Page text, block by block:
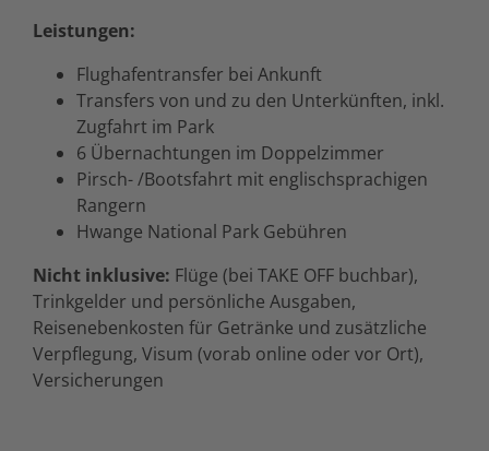
Leistungen:
Flughafentransfer bei Ankunft
Transfers von und zu den Unterkünften, inkl.
Zugfahrt im Park
6 Übernachtungen im Doppelzimmer
Pirsch- /Bootsfahrt mit englischsprachigen
Rangern
Hwange National Park Gebühren
Nicht inklusive: Flüge (bei TAKE OFF buchbar),
Trinkgelder und persönliche Ausgaben,
Reisenebenkosten für Getränke und zusätzliche
Verpflegung, Visum (vorab online oder vor Ort),
Versicherungen